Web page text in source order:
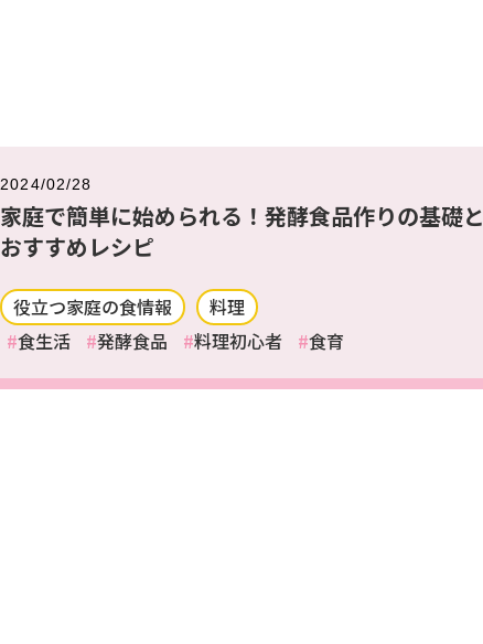
2024/02/28
家庭で簡単に始められる！発酵食品作りの基礎と
おすすめレシピ
役立つ家庭の食情報
料理
食生活
発酵食品 料理初心者 食育